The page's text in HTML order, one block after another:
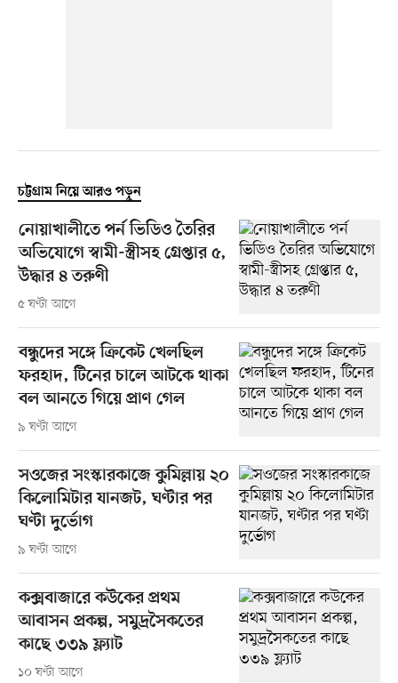
চট্টগ্রাম নিয়ে আরও পড়ুন
নোয়াখালীতে পর্ন ভিডিও তৈরির
অভিযোগে স্বামী-স্ত্রীসহ গ্রেপ্তার ৫,
উদ্ধার ৪ তরুণী
৫ ঘণ্টা আগে
বন্ধুদের সঙ্গে ক্রিকেট খেলছিল
ফরহাদ, টিনের চালে আটকে থাকা
বল আনতে গিয়ে প্রাণ গেল
৯ ঘণ্টা আগে
সওজের সংস্কারকাজে কুমিল্লায় ২০
কিলোমিটার যানজট, ঘণ্টার পর
ঘণ্টা দুর্ভোগ
৯ ঘণ্টা আগে
কক্সবাজারে কউকের প্রথম
আবাসন প্রকল্প, সমুদ্রসৈকতের
কাছে ৩৩৯ ফ্ল্যাট
১০ ঘণ্টা আগে